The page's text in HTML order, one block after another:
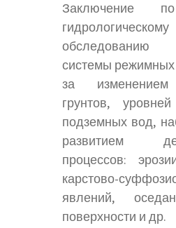
Заключение
гидрологическому
обследованию
системы
за изменением
грунтов,
подземных вод,
развитием
процессов:
карстово-
явлений,
поверхности и др.